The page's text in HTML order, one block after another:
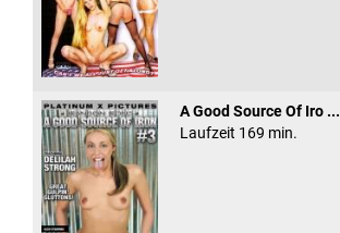
A Good Source Of Iro ...
Laufzeit 169 min.